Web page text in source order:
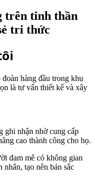
trên tinh thần
tri thức
hàng đầu trong khu
là tư vấn thiết kế và xây
ghi nhận nhờ cung cấp
cao thành công cho họ.
đam mê có không gian
nhân, tạo nên bản sắc